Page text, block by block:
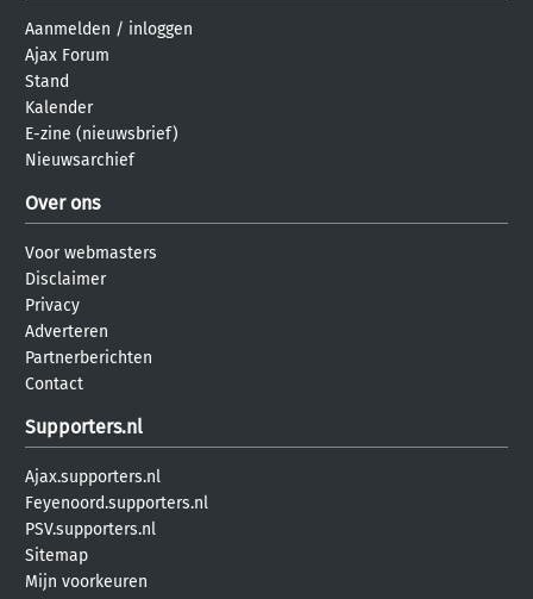
Aanmelden / inloggen
Ajax Forum
Stand
Kalender
E-zine (nieuwsbrief)
Nieuwsarchief
Over ons
Voor webmasters
Disclaimer
Privacy
Adverteren
Partnerberichten
Contact
Supporters.nl
Ajax.supporters.nl
Feyenoord.supporters.nl
PSV.supporters.nl
Sitemap
Mijn voorkeuren